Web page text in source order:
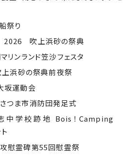
祭り
2026 吹上浜砂の祭典
ンランド笠沙フェスタ
浜砂の祭典前夜祭
運動会
つま市消防団発足式
中学校跡地 Bois！Camping
慰霊碑第55回慰霊祭